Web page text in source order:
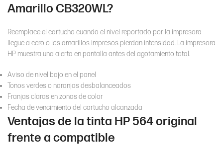
Amarillo CB320WL?
Reemplace el cartucho cuando el nivel reportado por la impresora
llegue a cero o los amarillos impresos pierdan intensidad. La impresora
HP muestra una alerta en pantalla antes del agotamiento total.
Aviso de nivel bajo en el panel
Tonos verdes o naranjas desbalanceados
Franjas claras en zonas de color
Fecha de vencimiento del cartucho alcanzada
Ventajas de la tinta HP 564 original
frente a compatible